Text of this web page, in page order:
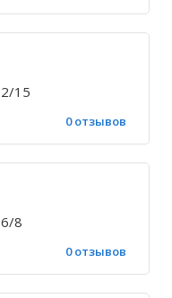
15
0 отзывов
8
0 отзывов